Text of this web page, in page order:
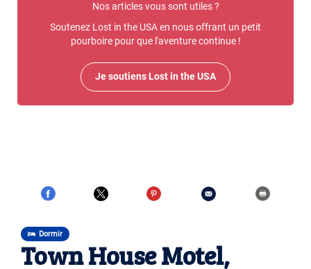
Dormir
Town House Motel,
Nos articles vous sont utiles ?
Soutenez Lost in the USA en nous offrant un petit
pourboire pour que l'aventure continue !
Je soutiens Lost in the USA